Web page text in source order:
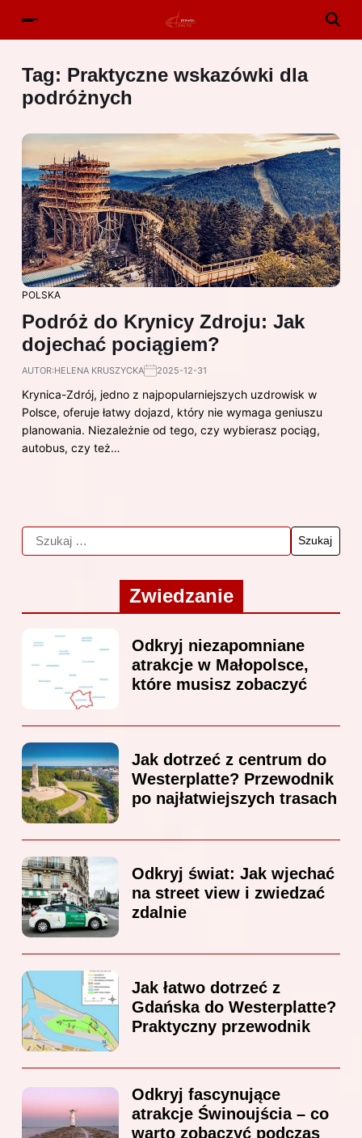
Tag: Praktyczne wskazówki dla
podróżnych
POLSKA
Podróż do Krynicy Zdroju: Jak
dojechać pociągiem?
AUTOR:HELENA KRUSZYCKA 2025-12-31
Krynica-Zdrój, jedno z najpopularniejszych uzdrowisk w
Polsce, oferuje łatwy dojazd, który nie wymaga geniuszu
planowania. Niezależnie od tego, czy wybierasz pociąg,
autobus, czy też…
Zwiedzanie
Odkryj niezapomniane
atrakcje w Małopolsce,
które musisz zobaczyć
Jak dotrzeć z centrum do
Westerplatte? Przewodnik
po najłatwiejszych trasach
Odkryj świat: Jak wjechać
na street view i zwiedzać
zdalnie
Jak łatwo dotrzeć z
Gdańska do Westerplatte?
Praktyczny przewodnik
Odkryj fascynujące
atrakcje Świnoujścia – co
warto zobaczyć podczas